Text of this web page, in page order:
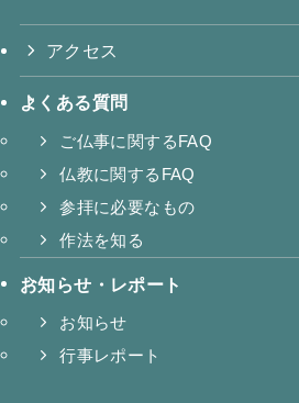
アクセス
よくある質問
ご仏事に関するFAQ
仏教に関するFAQ
参拝に必要なもの
作法を知る
お知らせ・レポート
お知らせ
行事レポート